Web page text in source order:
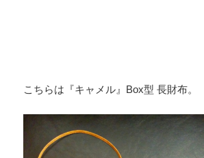
こちらは『キャメル』Box型 長財布。